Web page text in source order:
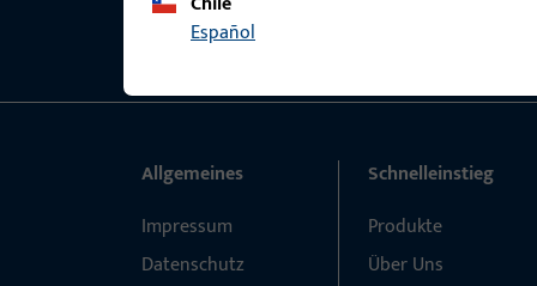
Español
Allgemeines
Impressum
Datenschutz
Schnelleinstieg
Produkte
Über Uns